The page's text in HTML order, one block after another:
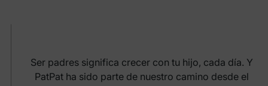
Ser padres significa crecer con tu hijo, cada día. Y
PatPat ha sido parte de nuestro camino desde el